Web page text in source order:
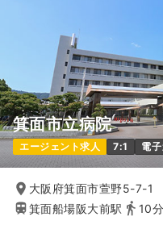
箕面市立病院
エージェント求人 7:1 電
大阪府箕面市萱野5-7-1
箕面船場阪大前駅
10分